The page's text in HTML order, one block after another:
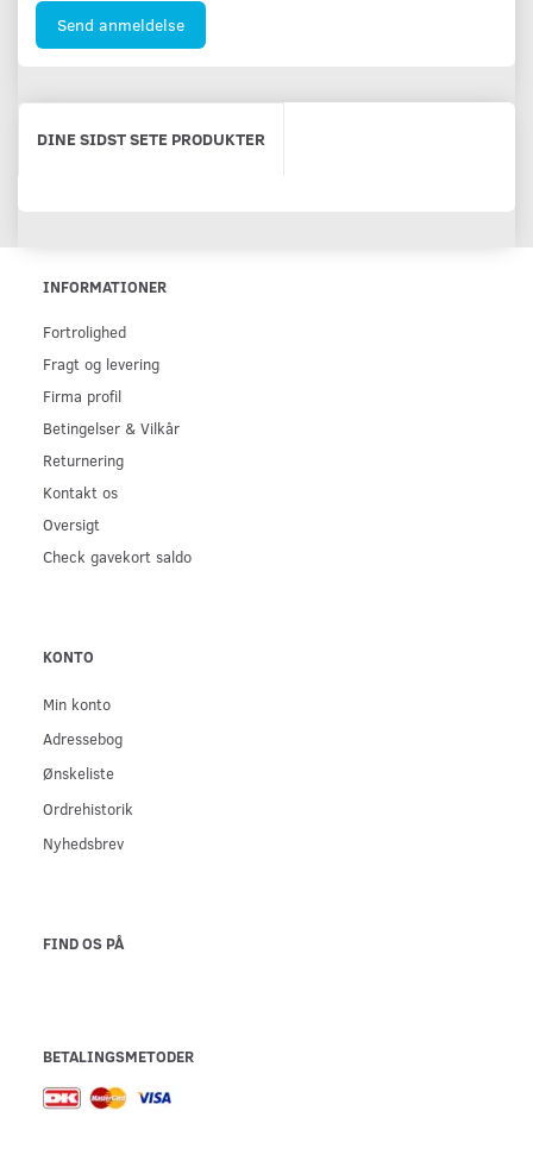
Send anmeldelse
DINE SIDST SETE PRODUKTER
INFORMATIONER
Fortrolighed
Fragt og levering
Firma profil
Betingelser & Vilkår
Returnering
Kontakt os
Oversigt
Check gavekort saldo
KONTO
Min konto
Adressebog
Ønskeliste
Ordrehistorik
Nyhedsbrev
FIND OS PÅ
BETALINGSMETODER